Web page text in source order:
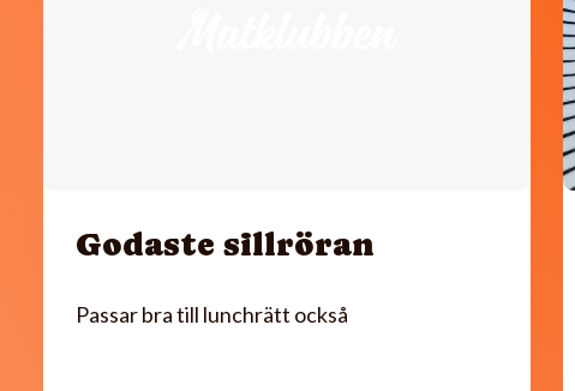
Godaste sillröran
Passar bra till lunchrätt också